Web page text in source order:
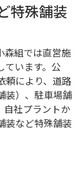
特殊舗装
森組では直営施
ています。公
頼により、道路
装）、駐車場舗
自社プラントか
装など特殊舗装